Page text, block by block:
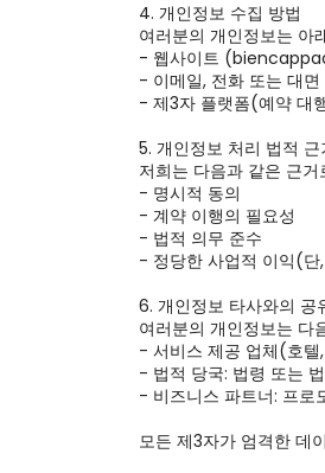
4. 개인정보 수집 방법
여러분의 개인정보는 아
- 웹사이트
- 이메일, 전화 또는 대면
- 제3자 플랫폼(예약 대
5. 개인정보 처리 법적 근
저희는 다음과 같은 근
- 명시적 동의
- 계약 이행의 필요성
- 법적 의무 준수
- 정당한 사업적 이익(단
6. 개인정보 타사와의 공
여러분의 개인정보는 다
- 서비스 제공 업체(호텔
- 법적 당국: 법령 또는
- 비즈니스 파트너: 프로
모든 제3자가 엄격한 데